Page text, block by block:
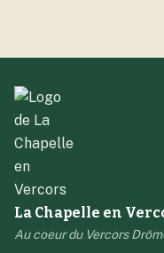
La Chapelle en
Au coeur du Vercors